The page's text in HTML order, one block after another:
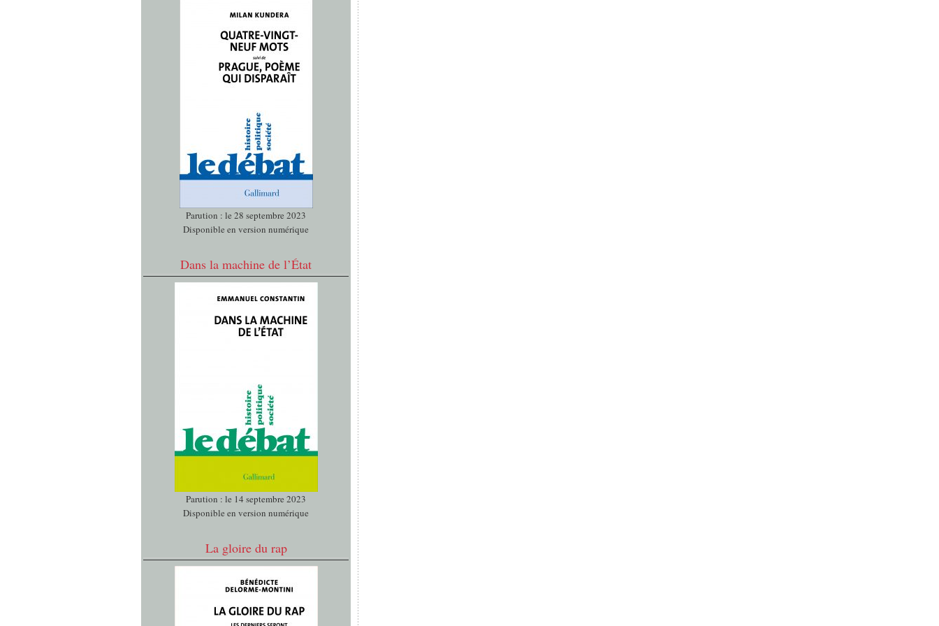
Parution : le 28 septembre 2023
Disponible en version numérique
Dans la machine de l’État
Parution : le 14 septembre 2023
Disponible en version numérique
La gloire du rap